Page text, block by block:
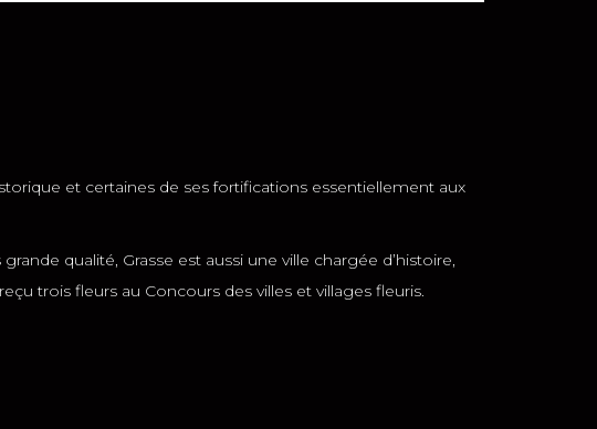
et certaines de ses fortifications essentiellement aux
qualité, Grasse est aussi une ville chargée d’histoire,
trois fleurs au Concours des villes et villages fleuris.